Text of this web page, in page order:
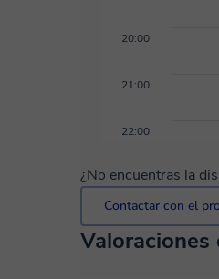
20:00
21:00
22:00
¿No encuentras la
Contactar con el
Valoraciones